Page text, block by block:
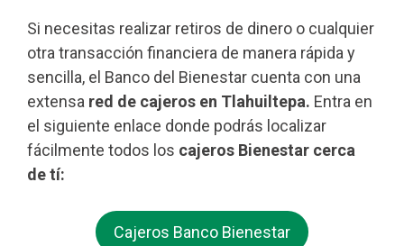
Si necesitas realizar retiros de dinero o cualquier
otra transacción financiera de manera rápida y
sencilla, el Banco del Bienestar cuenta con una
extensa red de cajeros en Tlahuiltepa. Entra en
el siguiente enlace donde podrás localizar
fácilmente todos los cajeros Bienestar cerca
de tí:
Cajeros Banco Bienestar